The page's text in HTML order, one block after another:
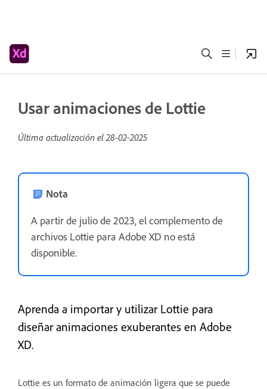
Usar animaciones de Lottie
Última actualización el28-02-2025
Nota
A partir de julio de 2023, el complemento de
archivos Lottie para Adobe XD no está
disponible.
Aprenda a importar y utilizar Lottie para
diseñar animaciones exuberantes en Adobe
XD.
Lottie es un formato de animación ligera que se puede